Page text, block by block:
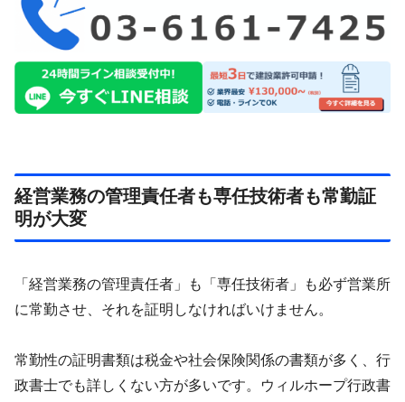
経営業務の管理責任者も専任技術者も常勤証
明が大変
「経営業務の管理責任者」も「専任技術者」も必ず営業所
に常勤させ、それを証明しなければいけません。
常勤性の証明書類は税金や社会保険関係の書類が多く、行
政書士でも詳しくない方が多いです。ウィルホープ行政書